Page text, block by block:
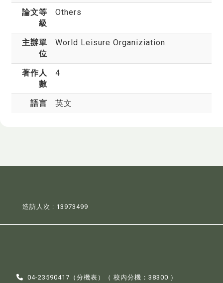
論文等
級
Others
主辦單
位
World Leisure Organiziation.
著作人
數
4
語言 英文
造訪人次 : 13973499
04-23590417（分機表 ）（ 校內分機：38300 ）